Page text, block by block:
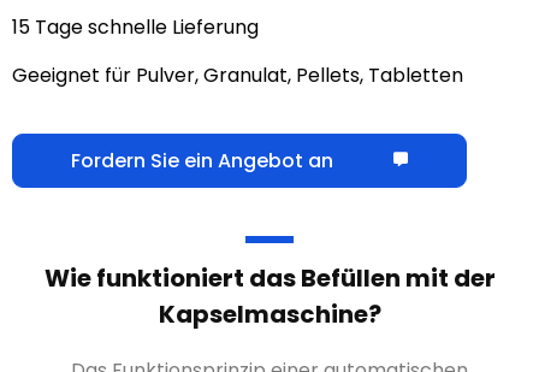
15 Tage schnelle Lieferung
Geeignet für Pulver, Granulat, Pellets, Tabletten
Fordern Sie ein Angebot an
Wie funktioniert das Befüllen mit der
Kapselmaschine?